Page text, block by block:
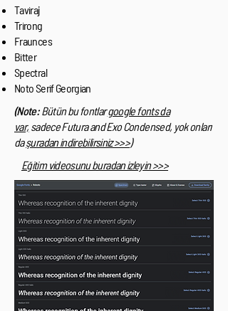
Taviraj
Trirong
Fraunces
Bitter
Spectral
Noto Serif Georgian
(Note:Bütün bu fontlargoogle fonts da
var, sadece Futura and Exo Condensed, yok onları
daşuradan indirebilirsiniz >>>)
Eğitim videosunu buradan izleyin >>>